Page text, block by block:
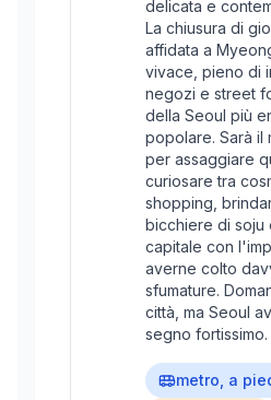
delicata e
La chiusura di
affidata a
vivace, pieno di
negozi e street
della Seoul più
popolare. Sarà il
per assaggiare
curiosare tra
shopping,
bicchiere di soju
capitale con
averne colto
sfumature.
città, ma Seoul
segno fortissimo.
metro, a